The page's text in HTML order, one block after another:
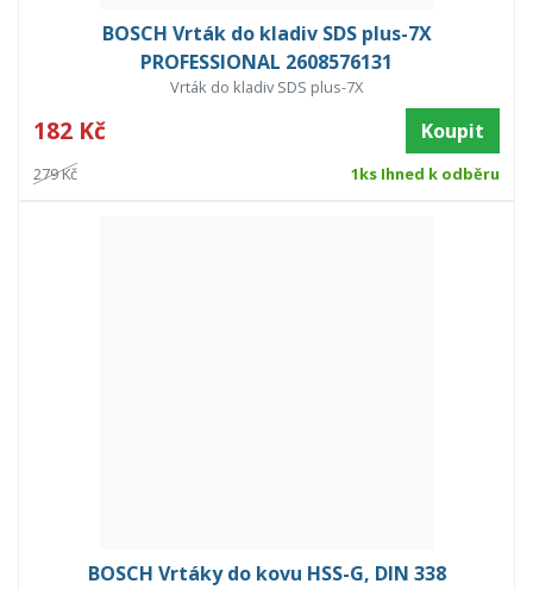
BOSCH Vrták do kladiv SDS plus-7X
PROFESSIONAL 2608576131
Vrták do kladiv SDS plus-7X
182 Kč Koupit
279 Kč 1ks Ihned k odběru
BOSCH Vrtáky do kovu HSS-G, DIN 338